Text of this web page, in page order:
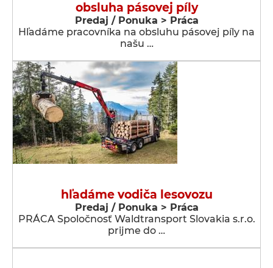
obsluha pásovej píly
Predaj / Ponuka > Práca
Hľadáme pracovníka na obsluhu pásovej píly na
našu …
hľadáme vodiča lesovozu
Predaj / Ponuka > Práca
PRÁCA Spoločnosť Waldtransport Slovakia s.r.o.
prijme do …